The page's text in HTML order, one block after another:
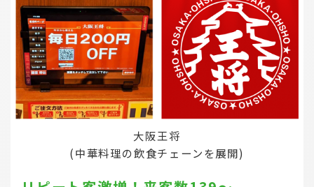
大阪王将
(中華料理の飲食チェーンを展開)